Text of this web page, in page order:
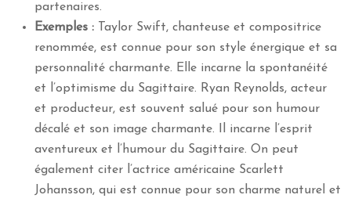
partenaires.
Exemples :
Taylor Swift, chanteuse et compositrice
renommée, est connue pour son style énergique et sa
personnalité charmante. Elle incarne la spontanéité
et l’optimisme du Sagittaire. Ryan Reynolds, acteur
et producteur, est souvent salué pour son humour
décalé et son image charmante. Il incarne l’esprit
aventureux et l’humour du Sagittaire. On peut
également citer l’actrice américaine Scarlett
Johansson, qui est connue pour son charme naturel et